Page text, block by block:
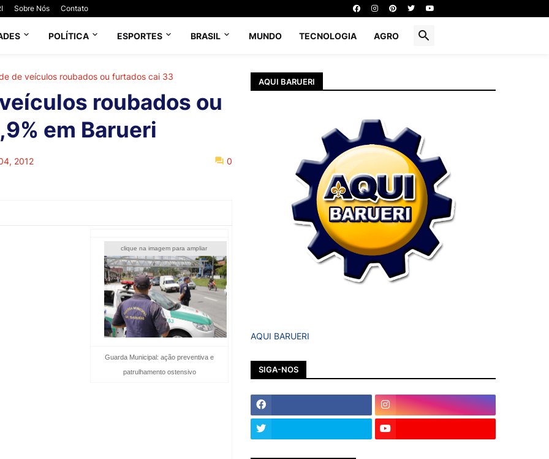
Sobre Nós Contato
POLÍTICA ESPORTES BRASIL MUNDO TECNOLOGIA AGRO
de veículos roubados ou furtados cai 33
roubados ou
em Barueri
2012 0
clique na imagem para ampliar
Guarda Municipal: ação preventiva e
patrulhamento ostensivo
AQUI BARUERI
AQUI BARUERI
SIGA-NOS